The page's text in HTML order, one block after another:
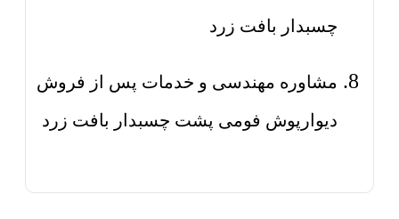
چسبدار بافت زرد
مشاوره مهندسی و خدمات پس از فروش
دیوارپوش فومی پشت چسبدار بافت زرد